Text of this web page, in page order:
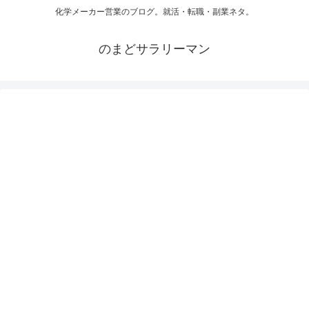
化学メーカー営業のブログ。就活・転職・副業ネタ。
のまどサラリーマン